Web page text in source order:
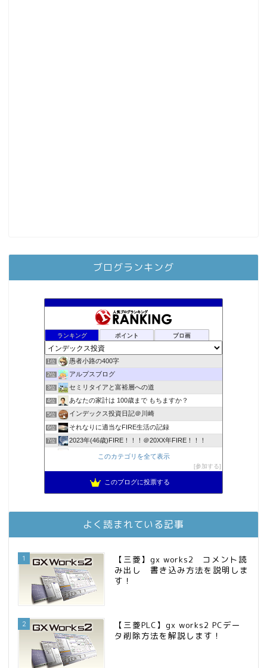
ブログランキング
ランキング ポイント ブロ画
1位 愚者小路の400字
2位 アルプスブログ
3位 セミリタイアと富裕層への道
4位 あなたの家計は 100歳まで もちますか？
5位 インデックス投資日記＠川崎
6位 それなりに適当なFIRE生活の記録
7位 2023年(46歳)FIRE！！！＠20XX年FIRE！！！
降りてからの人生
スパコンSEが効率的投資で一家セミリタイアするブログ
3階建ての資産形成
11位 お金に困らない生活（インデックス投資ブログ）
FPが実践するお金の知恵を磨く勉強会
このカテゴリを全て表示
参加する
このブログに投票する
よく読まれている記事
1
【三菱】gx works2 コメント読
み出し 書き込み方法を説明しま
す！
2
【三菱PLC】gx works2 PCデー
タ削除方法を解説します！